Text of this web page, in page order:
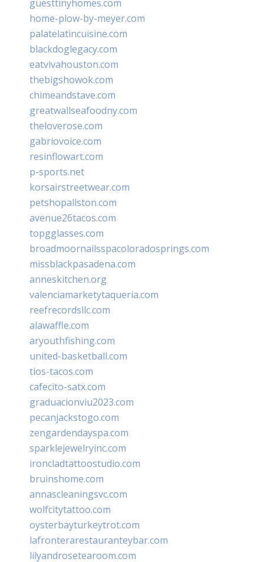
guesttinyhomes.com
home-plow-by-meyer.com
palatelatincuisine.com
blackdoglegacy.com
eatvivahouston.com
thebigshowok.com
chimeandstave.com
greatwallseafoodny.com
theloverose.com
gabriovoice.com
resinflowart.com
p-sports.net
korsairstreetwear.com
petshopallston.com
avenue26tacos.com
topgglasses.com
broadmoornailsspacoloradosprings.com
missblackpasadena.com
anneskitchen.org
valenciamarketytaqueria.com
reefrecordsllc.com
alawaffle.com
aryouthfishing.com
united-basketball.com
tios-tacos.com
cafecito-satx.com
graduacionviu2023.com
pecanjackstogo.com
zengardendayspa.com
sparklejewelryinc.com
ironcladtattoostudio.com
bruinshome.com
annascleaningsvc.com
wolfcitytattoo.com
oysterbayturkeytrot.com
lafronterarestauranteybar.com
lilyandrosetearoom.com